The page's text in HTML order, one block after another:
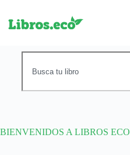
BIENVENIDOS A LIBROS ECO